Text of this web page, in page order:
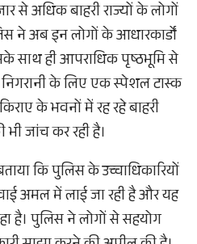
से अधिक बाहरी राज्यों के लोगों
ने अब इन लोगों के आधारकार्डों
साथ ही आपराधिक पृष्ठभूमि से
के लिए एक स्पेशल टास्क
के भवनों में रह रहे बाहरी
जांच कर रही है।
कि पुलिस के उच्चाधिकारियों
अमल में लाई जा रही है और यह
है। पुलिस ने लोगों से सहयोग